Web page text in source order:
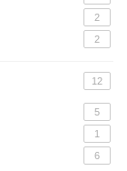
2
2
12
5
1
6